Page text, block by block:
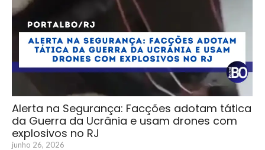
Alerta na Segurança: Facções adotam tática
da Guerra da Ucrânia e usam drones com
explosivos no RJ
junho 26, 2026